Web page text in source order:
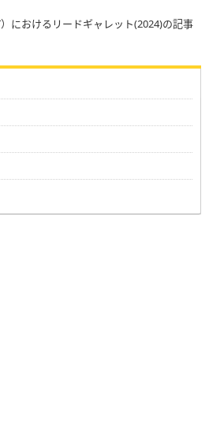
におけるリードギャレット(2024)の記事